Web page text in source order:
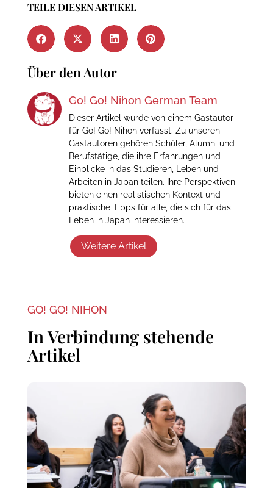
TEILE DIESEN ARTIKEL
Über den Autor
Go! Go! Nihon German Team
Dieser Artikel wurde von einem Gastautor
für Go! Go! Nihon verfasst. Zu unseren
Gastautoren gehören Schüler, Alumni und
Berufstätige, die ihre Erfahrungen und
Einblicke in das Studieren, Leben und
Arbeiten in Japan teilen. Ihre Perspektiven
bieten einen realistischen Kontext und
praktische Tipps für alle, die sich für das
Leben in Japan interessieren.
Weitere Artikel
GO! GO! NIHON
In Verbindung stehende
Artikel